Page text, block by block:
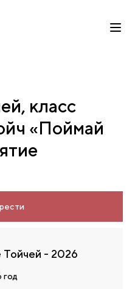
класс
«Поймай
Тойчей - 2026
год